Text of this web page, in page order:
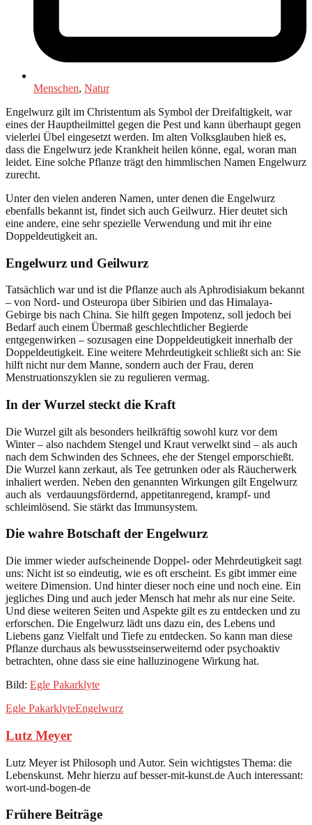
Menschen, Natur
Engelwurz gilt im Christentum als Symbol der Dreifaltigkeit, war
eines der Hauptheilmittel gegen die Pest und kann überhaupt gegen
vielerlei Übel eingesetzt werden. Im alten Volksglauben hieß es,
dass die Engelwurz jede Krankheit heilen könne, egal, woran man
leidet. Eine solche Pflanze trägt den himmlischen Namen Engelwurz
zurecht.
Unter den vielen anderen Namen, unter denen die Engelwurz
ebenfalls bekannt ist, findet sich auch Geilwurz. Hier deutet sich
eine andere, eine sehr spezielle Verwendung und mit ihr eine
Doppeldeutigkeit an.
Engelwurz und Geilwurz
Tatsächlich war und ist die Pflanze auch als Aphrodisiakum bekannt
– von Nord- und Osteuropa über Sibirien und das Himalaya-
Gebirge bis nach China. Sie hilft gegen Impotenz, soll jedoch bei
Bedarf auch einem Übermaß geschlechtlicher Begierde
entgegenwirken – sozusagen eine Doppeldeutigkeit innerhalb der
Doppeldeutigkeit. Eine weitere Mehrdeutigkeit schließt sich an: Sie
hilft nicht nur dem Manne, sondern auch der Frau, deren
Menstruationszyklen sie zu regulieren vermag.
In der Wurzel steckt die Kraft
Die Wurzel gilt als besonders heilkräftig sowohl kurz vor dem
Winter – also nachdem Stengel und Kraut verwelkt sind – als auch
nach dem Schwinden des Schnees, ehe der Stengel emporschießt.
Die Wurzel kann zerkaut, als Tee getrunken oder als Räucherwerk
inhaliert werden. Neben den genannten Wirkungen gilt Engelwurz
auch als verdauungsfördernd, appetitanregend, krampf- und
schleimlösend. Sie stärkt das Immunsystem.
Die wahre Botschaft der Engelwurz
Die immer wieder aufscheinende Doppel- oder Mehrdeutigkeit sagt
uns: Nicht ist so eindeutig, wie es oft erscheint. Es gibt immer eine
weitere Dimension. Und hinter dieser noch eine und noch eine. Ein
jegliches Ding und auch jeder Mensch hat mehr als nur eine Seite.
Und diese weiteren Seiten und Aspekte gilt es zu entdecken und zu
erforschen. Die Engelwurz lädt uns dazu ein, des Lebens und
Liebens ganz Vielfalt und Tiefe zu entdecken. So kann man diese
Pflanze durchaus als bewusstseinserweiternd oder psychoaktiv
betrachten, ohne dass sie eine halluzinogene Wirkung hat.
Bild: Egle Pakarklyte
Egle PakarklyteEngelwurz
Lutz Meyer
Lutz Meyer ist Philosoph und Autor. Sein wichtigstes Thema: die
Lebenskunst. Mehr hierzu auf besser-mit-kunst.de Auch interessant:
wort-und-bogen-de
Frühere Beiträge